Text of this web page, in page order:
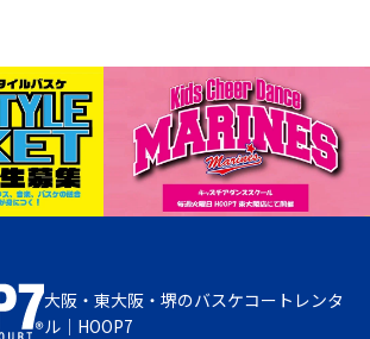
大阪・東大阪・堺のバスケコートレンタ
ル｜HOOP7